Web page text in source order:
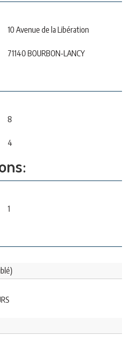
10 Avenue de la Libération
71140 BOURBON-LANCY
8
4
1